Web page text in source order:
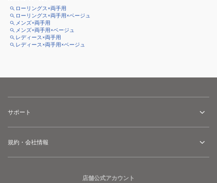
ローリングス×両手用
ローリングス×両手用×ベージュ
メンズ×両手用
メンズ×両手用×ベージュ
レディース×両手用
レディース×両手用×ベージュ
サポート
規約・会社情報
店舗公式アカウント